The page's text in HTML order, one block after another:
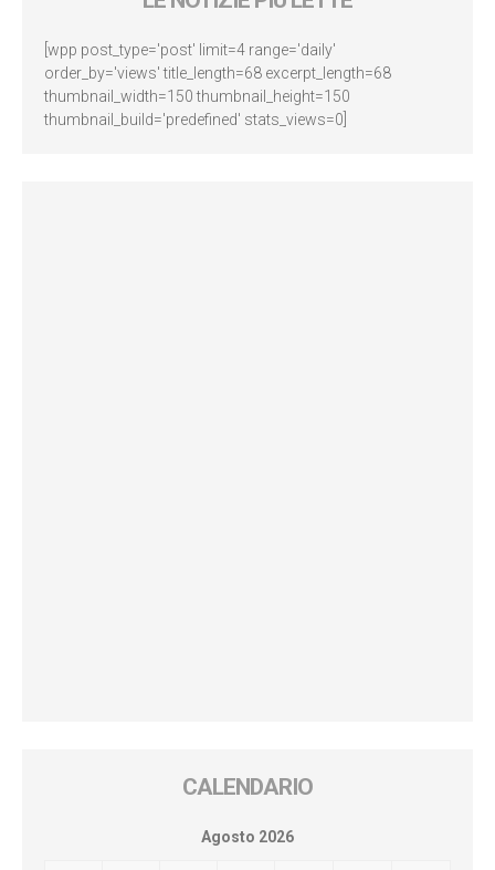
[wpp post_type='post' limit=4 range='daily'
order_by='views' title_length=68 excerpt_length=68
thumbnail_width=150 thumbnail_height=150
thumbnail_build='predefined' stats_views=0]
CALENDARIO
Agosto 2026